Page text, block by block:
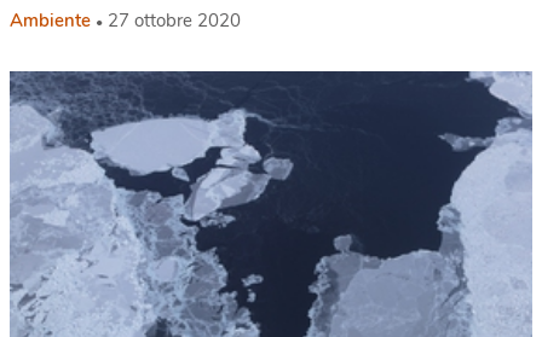
Ambiente 27 ottobre 2020